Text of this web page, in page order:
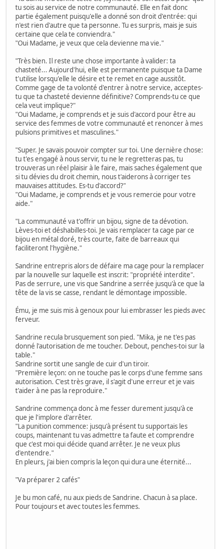
tu sois au service de notre communauté. Elle en fait donc
partie également puisqu'elle a donné son droit d'entrée: qui
n'est rien d'autre que ta personne. Tu es surpris, mais je suis
certaine que cela te conviendra."
"Oui Madame, je veux que cela devienne ma vie."
"Très bien. Il reste une chose importante à valider: ta
chasteté... Aujourd'hui, elle est permanente puisque ta Dame
t'utilise lorsqu'elle le désire et te remet en cage aussitôt.
Comme gage de ta volonté d'entrer à notre service, acceptes-
tu que ta chasteté devienne définitive? Comprends-tu ce que
cela veut implique?"
"Oui Madame, je comprends et je suis d'accord pour être au
service des femmes de votre communauté et renoncer à mes
pulsions primitives et masculines."
"Super. Je savais pouvoir compter sur toi. Une dernière chose:
tu t'es engagé à nous servir, tu ne le regretteras pas, tu
trouveras un réel plaisir à le faire, mais saches également que
si tu dévies du droit chemin, nous t'aiderons à corriger tes
mauvaises attitudes. Es-tu d'accord?"
"Oui Madame, je comprends et je vous remercie pour votre
aide."
"La communauté va t'offrir un bijou, signe de ta dévotion.
Lèves-toi et déshabilles-toi. Je vais remplacer ta cage par ce
bijou en métal doré, très courte, faite de barreaux qui
faciliteront l'hygiène."
Sandrine entrepris alors de défaire ma cage pour la remplacer
par la nouvelle sur laquelle est inscrit: "propriété interdite".
Pas de serrure, une vis que Sandrine a serrée jusqu'à ce que la
tête de la vis se casse, rendant le démontage impossible.
Ému, je me suis mis à genoux pour lui embrasser les pieds avec
ferveur.
Sandrine recula brusquement son pied. "Mika, je ne t'es pas
donné l'autorisation de me toucher. Debout, penches-toi sur la
table."
Sandrine sortit une sangle de cuir d'un tiroir.
"Première leçon: on ne touche pas le corps d'une femme sans
autorisation. C'est très grave, il s'agit d'une erreur et je vais
t'aider à ne pas la reproduire."
Sandrine commença donc à me fesser durement jusqu'à ce
que je l'implore d'arrêter.
"La punition commence: jusqu'à présent tu supportais les
coups, maintenant tu vas admettre ta faute et comprendre
que c'est moi qui décide quand arrêter. Je ne veux plus
d'entendre."
En pleurs, j'ai bien compris la leçon qui dura une éternité...
"Va préparer 2 cafés"
Je bu mon café, nu aux pieds de Sandrine. Chacun à sa place.
Pour toujours et avec toutes les femmes.